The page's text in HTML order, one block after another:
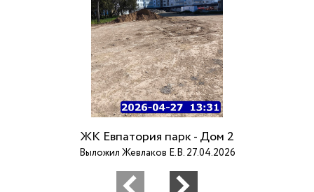
ЖК Евпатория парк - Дом 2
Выложил Жевлаков Е.В. 27.04.2026